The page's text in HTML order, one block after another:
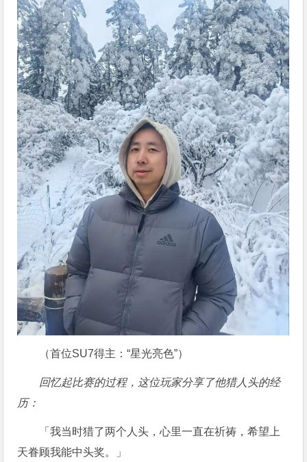
（首位SU7得主：“星光亮色”）
回忆起比赛的过程，这位玩家分享了他猎人头的经
历：
「我当时猎了两个人头，心里一直在祈祷，希望上
天眷顾我能中头奖。」